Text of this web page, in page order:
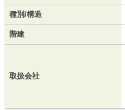
種別/構造
階建
取扱会社